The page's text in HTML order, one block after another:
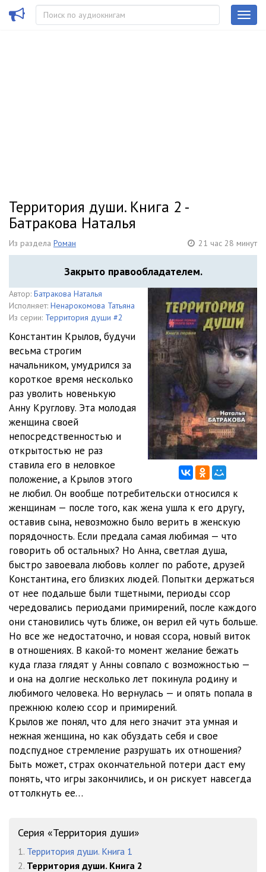
Территория души. Книга 2 -
Батракова Наталья
Из раздела Роман 21 час 28 минут
Закрыто правообладателем.
Автор: Батракова Наталья
Исполняет: Ненарокомова Татьяна
Из серии: Территория души #2
Константин Крылов, будучи
весьма строгим
начальником, умудрился за
короткое время несколько
раз уволить новенькую
Анну Круглову. Эта молодая
женщина своей
непосредственностью и
открытостью не раз
ставила его в неловкое
положение, а Крылов этого
не любил. Он вообще потребительски относился к
женщинам — после того, как жена ушла к его другу,
оставив сына, невозможно было верить в женскую
порядочность. Если предала самая любимая — что
говорить об остальных? Но Анна, светлая душа,
быстро завоевала любовь коллег по работе, друзей
Константина, его близких людей. Попытки держаться
от нее подальше были тщетными, периоды ссор
чередовались периодами примирений, после каждого
они становились чуть ближе, он верил ей чуть больше.
Но все же недостаточно, и новая ссора, новый виток
в отношениях. В какой-то момент желание бежать
куда глаза глядят у Анны совпало с возможностью —
и она на долгие несколько лет покинула родину и
любимого человека. Но вернулась — и опять попала в
прежнюю колею ссор и примирений.
Крылов же понял, что для него значит эта умная и
нежная женщина, но как обуздать себя и свое
подспудное стремление разрушать их отношения?
Быть может, страх окончательной потери даст ему
понять, что игры закончились, и он рискует навсегда
оттолкнуть ее…
Серия «Территория души»
1. Территория души. Книга 1
2. Территория души. Книга 2